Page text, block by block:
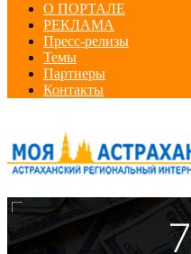
О ПОРТАЛЕ
РЕКЛАМА
Пресс-релизы
Темы
Партнеры
Контакты